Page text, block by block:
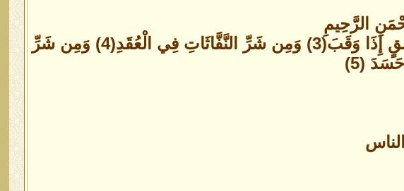
الرَّحِيمِ
قُلْ أَعُوذُ بِرَبِّ الْفَلَقِ(1) مِن شَرِّ مَا خَلَقَ(2) وَمِن شَرِّ غَاسِقٍ إِذَا وَقَبَ(3) وَمِن شَرِّ النَّفَّاثَاتِ فِي الْعُقَدِ(4) وَمِن شَرِّ
(5)